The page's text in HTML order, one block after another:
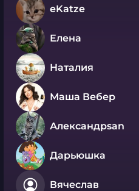
eKatze
Елена
Наталия
Маша Вебер
Александрsan
Дарьюшка
Вячеслав